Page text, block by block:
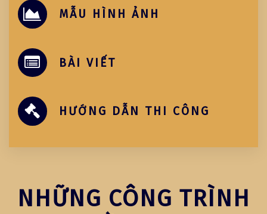
MẪU HÌNH ẢNH
BÀI VIẾT
HƯỚNG DẪN THI CÔNG
NHỮNG CÔNG TRÌNH